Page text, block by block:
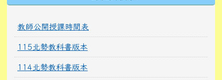
教師公開授課時間表
115北勢教科書版本
114北勢教科書版本